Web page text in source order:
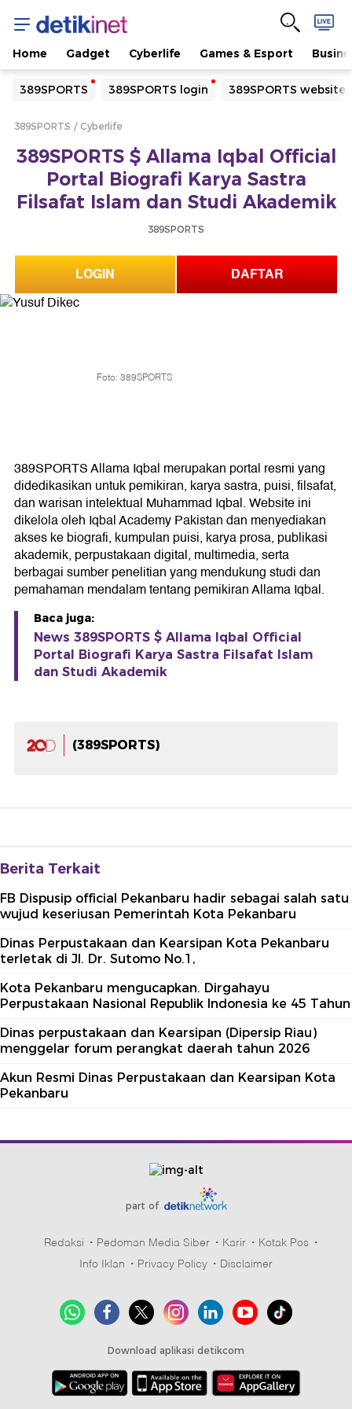
Home Gadget Cyberlife Games & Esport
389SPORTS 389SPORTS login 389SPORTS website
Yang sedang ramai dicari
Loading...
Loading...
389SPORTS Cyberlife
389SPORTS $ Allama Iqbal Official
Portal Biografi Karya Sastra
Filsafat Islam dan Studi Akademik
389SPORTS
LOGIN DAFTAR
Foto: 389SPORTS
389SPORTS Allama Iqbal merupakan portal resmi yang
didedikasikan untuk pemikiran, karya sastra, puisi, filsafat,
dan warisan intelektual Muhammad Iqbal. Website ini
dikelola oleh Iqbal Academy Pakistan dan menyediakan
akses ke biografi, kumpulan puisi, karya prosa, publikasi
akademik, perpustakaan digital, multimedia, serta
berbagai sumber penelitian yang mendukung studi dan
pemahaman mendalam tentang pemikiran Allama Iqbal.
Baca juga:
News 389SPORTS $ Allama Iqbal Official
Portal Biografi Karya Sastra Filsafat Islam
dan Studi Akademik
(389SPORTS)
Berita Terkait
FB Dispusip official Pekanbaru hadir sebagai salah satu
wujud keseriusan Pemerintah Kota Pekanbaru
Dinas Perpustakaan dan Kearsipan Kota Pekanbaru
terletak di Jl. Dr. Sutomo No.1,
Kota Pekanbaru mengucapkan. Dirgahayu
Perpustakaan Nasional Republik Indonesia ke 45 Tahun
Dinas perpustakaan dan Kearsipan (Dipersip Riau)
menggelar forum perangkat daerah tahun 2026
Akun Resmi Dinas Perpustakaan dan Kearsipan Kota
Pekanbaru
part of
Redaksi Pedoman Media Siber Karir
Kotak Pos
Info Iklan
Privacy Policy Disclaimer
Download aplikasi detikcom